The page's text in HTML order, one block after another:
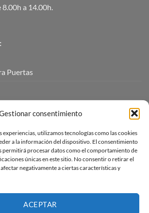
consentimiento
experiencias, utilizamos tecnologías como las cookies
a la información del dispositivo. El consentimiento
permitirá procesar datos como el comportamiento de
únicas en este sitio. No consentir o retirar el
negativamente a ciertas características y
ACEPTAR
8.00h a 14.00h.
Puertas